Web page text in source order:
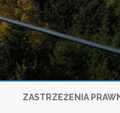
ZASTRZEŻENIA